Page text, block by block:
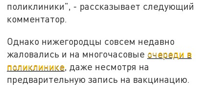
поликлиники", - рассказывает следующий
комментатор.
Однако нижегородцы совсем недавно
жаловались и на многочасовые очереди в
поликлинике, даже несмотря на
предварительную запись на вакцинацию.